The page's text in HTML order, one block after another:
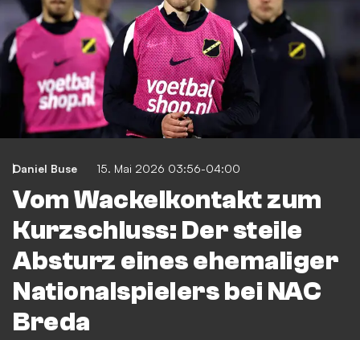
Daniel Buse 15. Mai 2026 03:56-04:00
Vom Wackelkontakt zum
Kurzschluss: Der steile
Absturz eines ehemaliger
Nationalspielers bei NAC
Breda